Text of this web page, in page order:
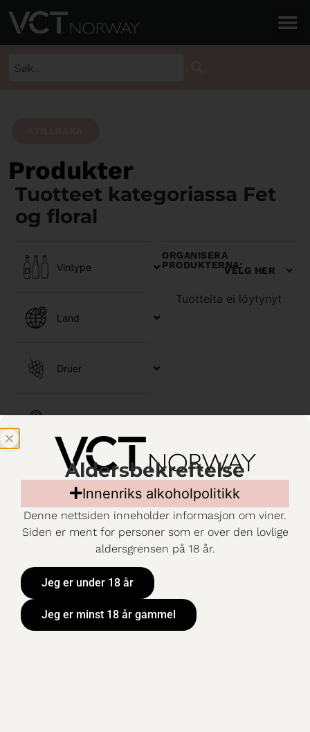
Produkter
Tuotteet kategoriassa Fet
og floral
Vintype
Land
Druer
Varemerker
Utvalg
Kjennetegn
Emballasje
Pris
ORGANISERA
PRODUKTERNA:
Tuotteita ei löytynyt
Aldersbekreftelse
Innenriks alkoholpolitikk
Denne nettsiden inneholder informasjon om viner.
Siden er ment for personer som er over den lovlige
aldersgrensen på 18 år.
Jeg er under 18 år
Jeg er minst 18 år gammel